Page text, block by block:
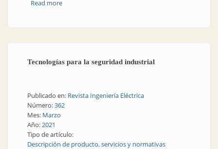
Read moreabout Central de alarmas
Tecnologías para la seguridad industrial
Publicado en: Revista Ingeniería Eléctrica
Número:362
Mes: Marzo
Año:2021
Tipo de artículo:
Descripción de producto, servicios y normativas